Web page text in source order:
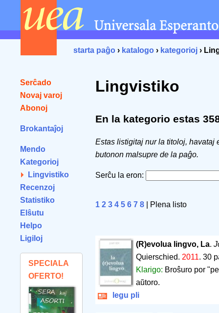
starta paĝo › katalogo › kategorioj ›
Serĉado
Novaj varoj
Abonoj
Brokantaĵoj
Mendo
Kategorioj
Lingvistiko
Recenzoj
Statistiko
Elŝutu
Helpo
Ligiloj
SPECIALA
OFERTO!
Lingvistiko
En la kategorio estas
Estas listigitaj nur la titoloj, havataj
butonon malsupre de la paĝo.
Serĉu la eron:
1 2 3 4 5 6 7 8 | Plena listo
(R)evolua lingvo, La.
Quierschied. 2011. 30
Klarigo: Broŝuro por
aŭtoro.
legu pli